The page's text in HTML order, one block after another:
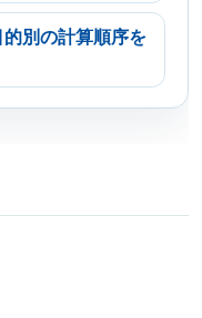
別の計算順序を